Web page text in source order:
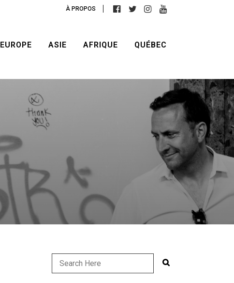
À PROPOS
EUROPE ASIE AFRIQUE QUÉBEC